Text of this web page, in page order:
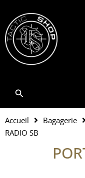
contenu
Rechercher
Accueil Bagagerie
RADIO SB